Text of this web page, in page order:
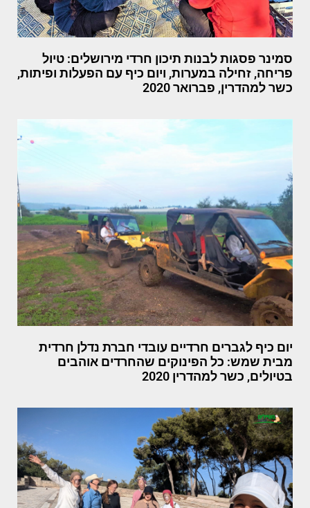
סמינר פסגות לבנות תיכון חרדי מירושלים: טיול
פריחה, זחילה במערות, ויום כיף עם הפעלות ופיתות,
כשר למהדרין, פברואר 2020
יום כיף לגברים חרדיים עובדי חברת נדלן חרדית
מבית שמש: כל הפינוקים שהחרדים אוהבים
בטיולים, כשר למהדרין 2020